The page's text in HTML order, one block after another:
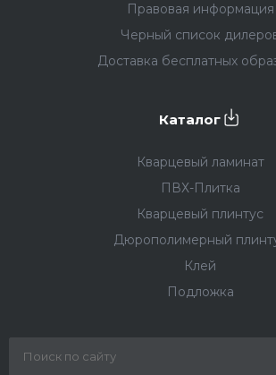
Правовая информация
Черный список
Доставка бесплатных
Каталог
Кварцевый ламинат
ПВХ-Плитка
Кварцевый плинтус
Дюрополимерный
Клей
Подложка